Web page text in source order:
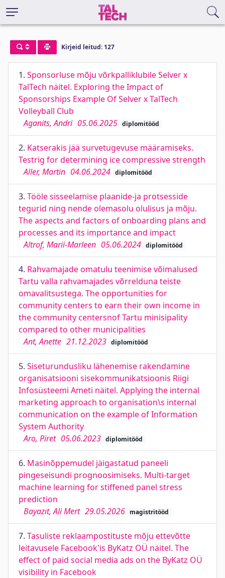
Kirjeid leitud: 127
1. Sponsorluse mõju võrkpalliklubile Selver x
TalTech näitel. Exploring the Impact of
Sponsorships Example Of Selver x TalTech
Volleyball Club
Aganits, Andri 05.06.2025 diplomitööd
2. Katserakis jää survetugevuse määramiseks.
Testrig for determining ice compressive strength
Aller, Martin 04.06.2024 diplomitööd
3. Tööle sisseelamise plaanide-ja protsesside
tegurid ning nende olemasolu olulisus ja mõju.
The aspects and factors of onboarding plans and
processes and its importance and impact
Altrof, Marii-Marleen 05.06.2024 diplomitööd
4. Rahvamajade omatulu teenimise võimalused
Tartu valla rahvamajades võrrelduna teiste
omavalitsustega. The opportunities for
community centers to earn their own income in
the community centersnof Tartu minisipality
compared to other municipalities
Ant, Anette 21.12.2023 diplomitööd
5. Siseturundusliku lähenemise rakendamine
organisatsiooni sisekommunikatsioonis Riigi
Infosüsteemi Ameti näitel. Applying the internal
marketing approach to organisation\s internal
communication on the example of Information
System Authority
Aro, Piret 05.06.2023 diplomitööd
6. Masinõppemudel jäigastatud paneeli
pingeseisundi prognoosimiseks. Multi-target
machine learning for stiffened panel stress
prediction
Bayazıt, Ali Mert 29.05.2026 magistritööd
7. Tasuliste reklaampostituste mõju ettevõtte
leitavusele Facebook'is ByKatz OÜ näitel. The
effect of paid social media ads on the ByKatz OÜ
visibility in Facebook